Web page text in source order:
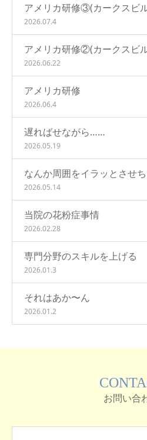
アメリカ研修③(カークスビ
2026.07.4
アメリカ研修②(カークスビ
2026.06.22
アメリカ研修
2026.06.4
遅ればせながら……
2026.05.19
なんか周囲をイラッとさせ
2026.05.14
当院の花粉症事情
2026.02.28
専門分野のスキルを上げる
2026.01.3
それはあか〜ん
2026.01.2
お問い合